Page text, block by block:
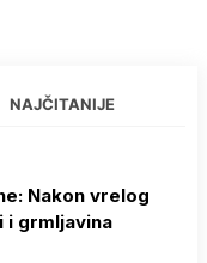
NAJČITANIJE
Nakon vrelog
i grmljavina